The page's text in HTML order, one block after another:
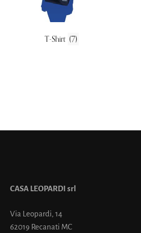
T-Shirt (7)
CASA LEOPARDI srl
Via Leopardi, 14
62019 Recanati MC